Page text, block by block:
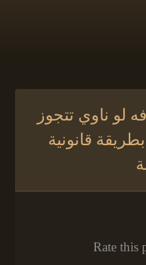
لو ناوي تتجوز
قانونية
Rate this